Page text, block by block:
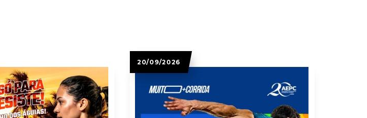
20/09/2026